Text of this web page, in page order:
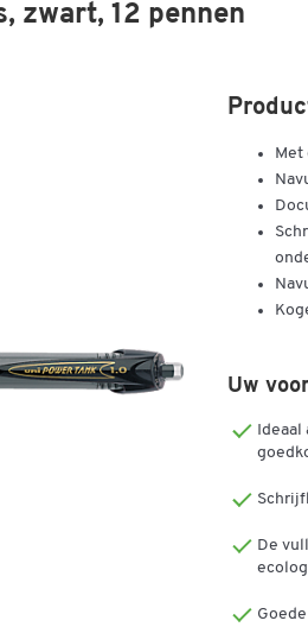
zwart, 12 pennen
Met
Uw
Ideaal
De